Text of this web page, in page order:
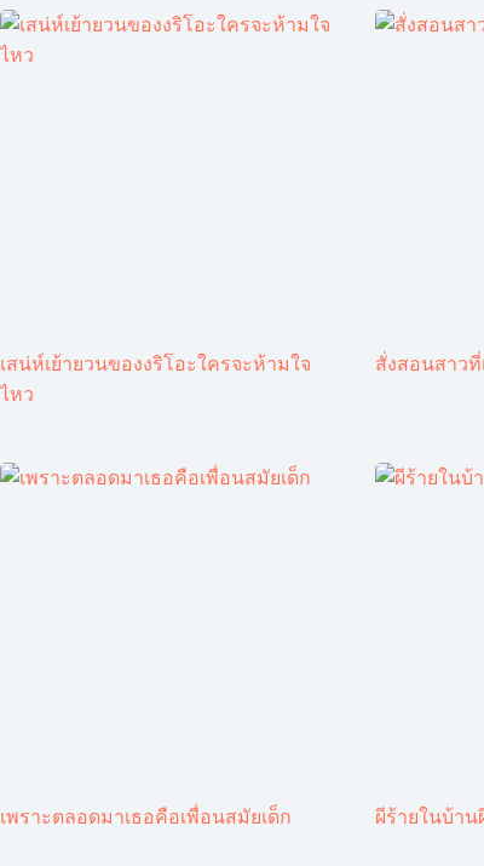
เสน่ห์เย้ายวนของงริโอะใครจะห้ามใจ
ไหว
สั่งสอนสาวที่
เพราะตลอดมาเธอคือเพื่อนสมัยเด็ก ผีร้ายในบ้าน